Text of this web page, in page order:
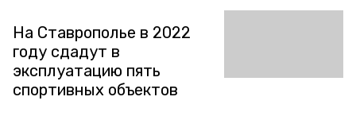
На Ставрополье в 2022
году сдадут в
эксплуатацию пять
спортивных объектов